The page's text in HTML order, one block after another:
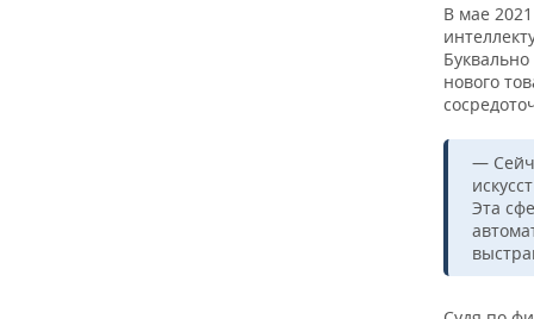
В мае
нового
—
Эта